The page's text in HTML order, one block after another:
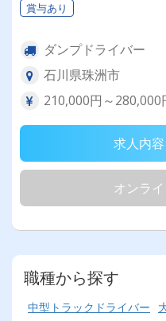
賞与あり
ダンプドライバー
石川県珠洲市
210,000円～280,000
求人内
オンラ
職種から探す
中型トラックドライバー